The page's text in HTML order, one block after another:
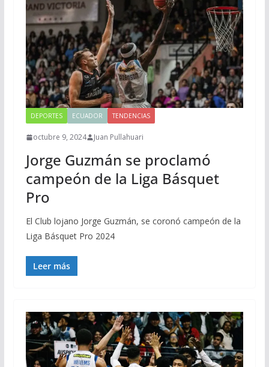
DEPORTES ECUADOR TENDENCIAS
octubre 9, 2024 Juan Pullahuari
Jorge Guzmán se proclamó
campeón de la Liga Básquet
Pro
El Club lojano Jorge Guzmán, se coronó campeón de la
Liga Básquet Pro 2024
Leer más